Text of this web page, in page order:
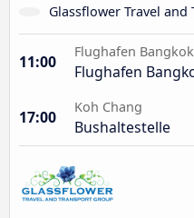
Glassflower Travel
11:00
Flughafen Bangkok
Flughafen
17:00
Koh Chang
Bushaltestelle